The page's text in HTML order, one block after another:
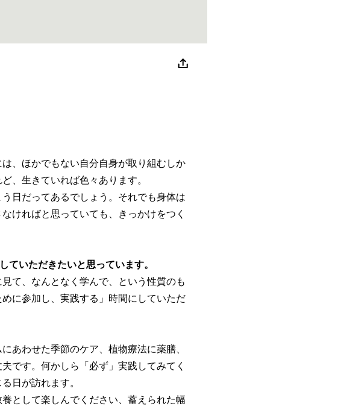
、ほかでもない自分自身が取り組むしか
、生きていれば色々あります。
日だってあるでしょう。それでも身体は
ければと思っていても、きっかけをつく
ていただきたいと思っています。
て、なんとなく学んで、という性質のも
に参加し、実践する」時間にしていただ
あわせた季節のケア、植物療法に薬膳、
です。何かしら「必ず」実践してみてく
日が訪れます。
として楽しんでください、蓄えられた幅